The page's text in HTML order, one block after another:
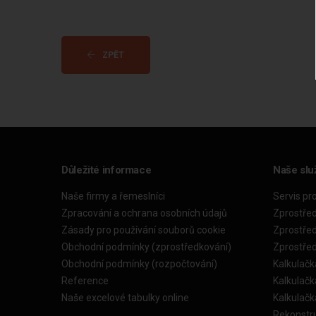
ZPĚT
Důležité informace
Naše firmy a řemeslníci
Zpracování a ochrana osobních údajů
Zásady pro používání souborů cookie
Obchodní podmínky (zprostředkování)
Obchodní podmínky (rozpočtování)
Reference
Naše excelové tabulky online
Naše
Servis